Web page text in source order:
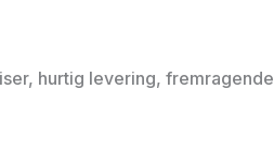
hurtig levering,